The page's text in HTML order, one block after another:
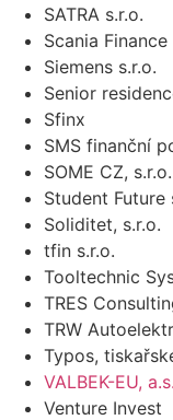
SATRA s.r.o.
Scania
Siemens s.r.o.
Senior
Sfinx
SMS finanční
SOME CZ, s.r.o.
Student Future
Soliditet, s.r.o.
tfin s.r.o.
Tooltechnic
TRES
TRW
Typos,
VALBEK-EU, a.s.
Venture Invest